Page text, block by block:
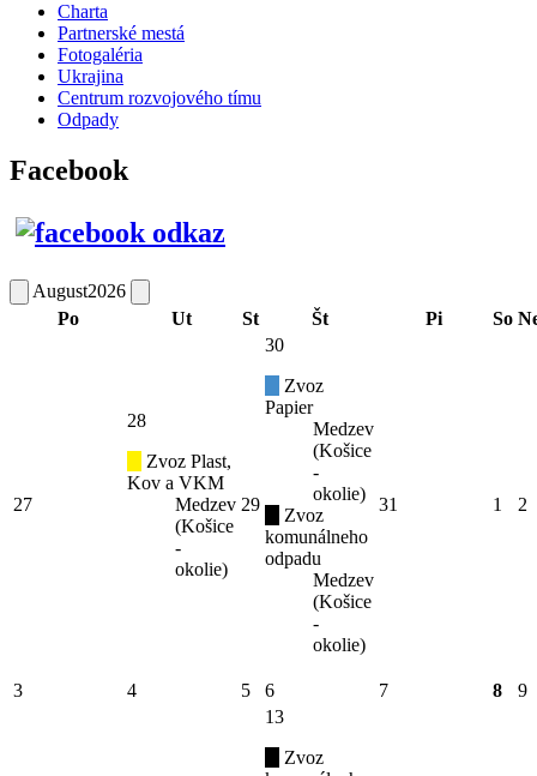
Charta
Partnerské mestá
Fotogaléria
Ukrajina
Centrum rozvojového tímu
Odpady
Facebook
August2026
Po
Ut St Št Pi So
27
28
Zvoz Plast,
Kov a VKM
Medzev
(Košice
-
okolie)
29
30
Zvoz
Papier
Medzev
(Košice
-
okolie)
Zvoz
komunálneho
odpadu
Medzev
(Košice
-
okolie)
31 1 2
3 4 5 6 7 8
9
13
Zvoz